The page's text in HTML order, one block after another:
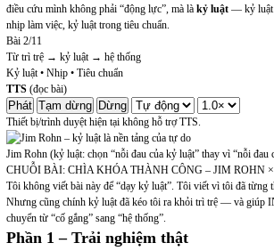
điều cứu mình không phải “động lực”, mà là kỷ luật— kỷ luật
nhịp làm việc, kỷ luật trong tiêu chuẩn.
Bài 2/11
Từ trì trệ → kỷ luật → hệ thống
Kỷ luật • Nhịp • Tiêu chuẩn
TTS(đọc bài)
Phát Tạm dừng Dừng
Thiết bị/trình duyệt hiện tại không hỗ trợ TTS.
Jim Rohn (kỷ luật: chọn “nỗi đau của kỷ luật” thay vì “nỗi đau
CHUỖI BÀI: CHÌA KHÓA THÀNH CÔNG – JIM ROHN
Tôi không viết bài này để “dạy kỷ luật”. Tôi viết vì tôi đã từng
Nhưng cũng chính kỷ luật đã kéo tôi ra khỏi trì trệ — và giúp
chuyển từ “cố gắng” sang “hệ thống”.
Phần 1 – Trải nghiệm thật